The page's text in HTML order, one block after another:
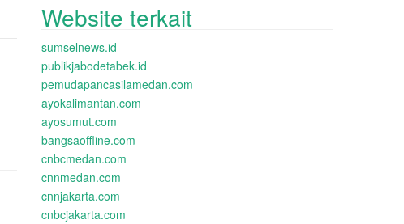
Website terkait
sumselnews.id
publikjabodetabek.id
pemudapancasilamedan.com
ayokalimantan.com
ayosumut.com
bangsaoffline.com
cnbcmedan.com
cnnmedan.com
cnnjakarta.com
cnbcjakarta.com